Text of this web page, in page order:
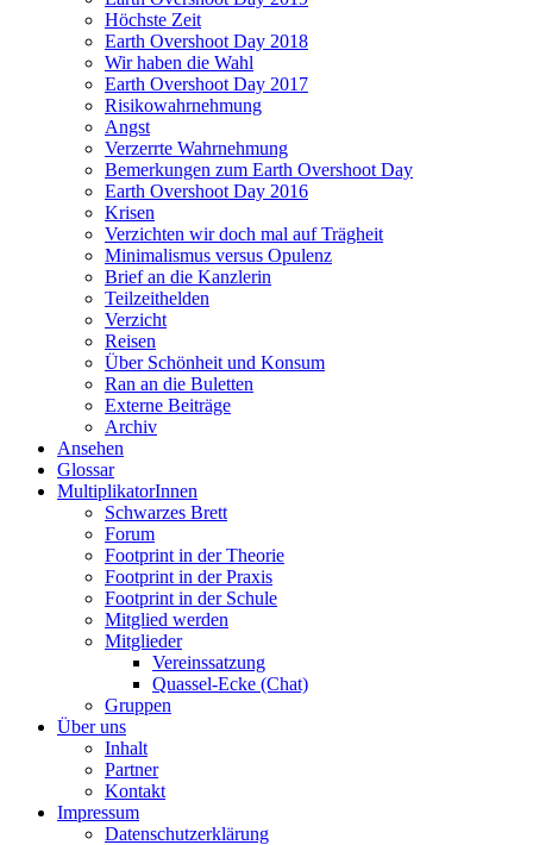
Höchste Zeit
Earth Overshoot Day 2018
Wir haben die Wahl
Earth Overshoot Day 2017
Risikowahrnehmung
Angst
Verzerrte Wahrnehmung
Bemerkungen zum Earth Overshoot Day
Earth Overshoot Day 2016
Krisen
Verzichten wir doch mal auf Trägheit
Minimalismus versus Opulenz
Brief an die Kanzlerin
Teilzeithelden
Verzicht
Reisen
Über Schönheit und Konsum
Ran an die Buletten
Externe Beiträge
Archiv
Ansehen
Glossar
MultiplikatorInnen
Schwarzes Brett
Forum
Footprint in der Theorie
Footprint in der Praxis
Footprint in der Schule
Mitglied werden
Mitglieder
Vereinssatzung
Quassel-Ecke (Chat)
Gruppen
Über uns
Inhalt
Partner
Kontakt
Impressum
Datenschutzerklärung